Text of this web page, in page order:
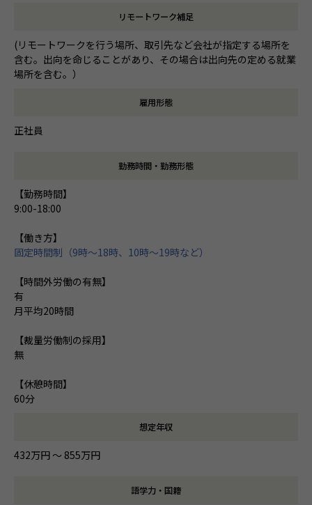
リモートワーク補足
(リモートワークを行う場所、取引先など会社が指定する場所を
含む。出向を命じることがあり、その場合は出向先の定める就業
場所を含む。）
雇用形態
正社員
勤務時間・勤務形態
【勤務時間】
9:00-18:00
【働き方】
固定時間制（9時～18時、10時～19時など）
【時間外労働の有無】
有
月平均20時間
【裁量労働制の採用】
無
【休憩時間】
60分
想定年収
432万円 〜 855万円
語学力・国籍